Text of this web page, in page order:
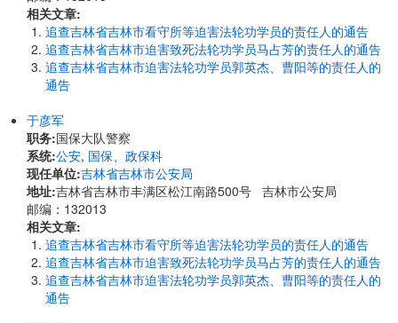
相关文章:
追查吉林省吉林市看守所等迫害法轮功学员的责任人的通告
追查吉林省吉林市迫害致死法轮功学员马占芳的责任人的通告
追查吉林省吉林市迫害法轮功学员郭英杰、曹阳等的责任人的
通告
于彦军
职务:国保大队警察
系统:公安, 国保、政保科
现任单位:吉林省吉林市公安局
地址:吉林省吉林市丰满区松江南路500号 吉林市公安局
邮编：132013
相关文章:
追查吉林省吉林市看守所等迫害法轮功学员的责任人的通告
追查吉林省吉林市迫害致死法轮功学员马占芳的责任人的通告
追查吉林省吉林市迫害法轮功学员郭英杰、曹阳等的责任人的
通告